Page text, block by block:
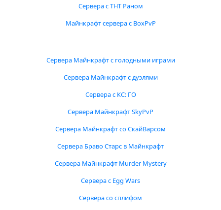
Сервера с ТНТ Раном
Майнкрафт сервера с BoxPvP
Сервера Майнкрафт с голодными играми
Сервера Майнкрафт с дуэлями
Сервера с КС: ГО
Сервера Майнкрафт SkyPvP
Сервера Майнкрафт со СкайВарсом
Сервера Браво Старс в Майнкрафт
Сервера Майнкрафт Murder Mystery
Сервера с Egg Wars
Сервера со сплифом